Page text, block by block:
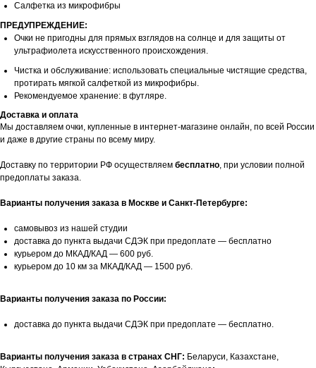
Салфетка из микрофибры
ПРЕДУПРЕЖДЕНИЕ:
Очки не пригодны для прямых взглядов на солнце и для защиты от
ультрафиолета искусственного происхождения.
Чистка и обслуживание: использовать специальные чистящие средства,
протирать мягкой салфеткой из микрофибры.
Рекомендуемое хранение: в футляре.
Доставка и оплата
Мы доставляем очки, купленные в интернет-магазине онлайн, по всей России
и даже в другие страны по всему миру.
Доставку по территории РФ осуществляем бесплатно, при условии полной
предоплаты заказа.
Варианты получения заказа в Москве и Санкт-Петербурге:
самовывоз из нашей студии
доставка до пункта выдачи СДЭК при предоплате — бесплатно
курьером до МКАД/КАД — 600 руб.
курьером до 10 км за МКАД/КАД — 1500 руб.
Варианты получения заказа по России:
доставка до пункта выдачи СДЭК при предоплате — бесплатно.
Варианты получения заказа в странах СНГ: Беларуси, Казахстане,